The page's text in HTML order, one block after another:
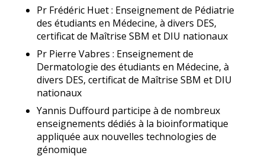
Pr Frédéric Huet : Enseignement de Pédiatrie
des étudiants en Médecine, à divers DES,
certificat de Maîtrise SBM et DIU nationaux
Pr Pierre Vabres : Enseignement de
Dermatologie des étudiants en Médecine, à
divers DES, certificat de Maîtrise SBM et DIU
nationaux
Yannis Duffourd participe à de nombreux
enseignements dédiés à la bioinformatique
appliquée aux nouvelles technologies de
génomique